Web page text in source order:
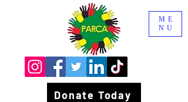
Donate Today
ME
NU